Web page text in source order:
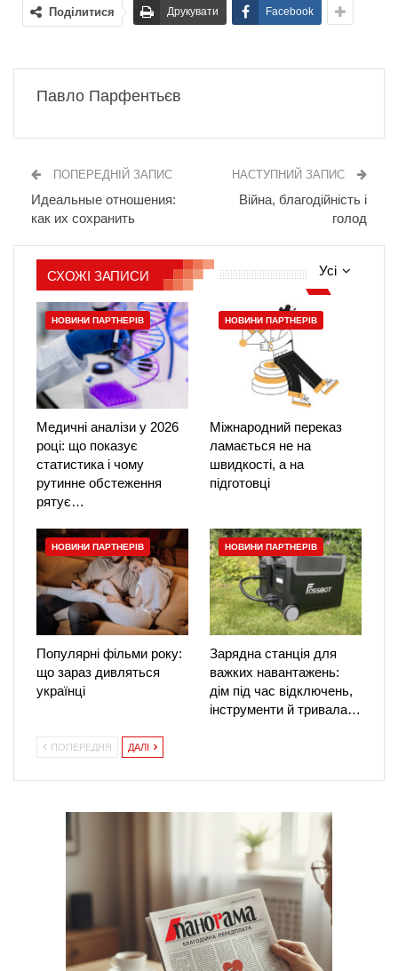
Поділитися Друкувати Facebook
Павло Парфентьєв
ПОПЕРЕДНІЙ ЗАПИС
Идеальные отношения:
как их сохранить
НАСТУПНИЙ ЗАПИС
Війна, благодійність і
голод
Усі
СХОЖІ ЗАПИСИ
НОВИНИ ПАРТНЕРІВ
Медичні аналізи у 2026
році: що показує
статистика і чому
рутинне обстеження
рятує…
НОВИНИ ПАРТНЕРІВ
Міжнародний переказ
ламається не на
швидкості, а на
підготовці
НОВИНИ ПАРТНЕРІВ
Популярні фільми року:
що зараз дивляться
українці
НОВИНИ ПАРТНЕРІВ
Зарядна станція для
важких навантажень:
дім під час відключень,
інструменти й тривала…
ПОПЕРЕДНЯ ДАЛІ